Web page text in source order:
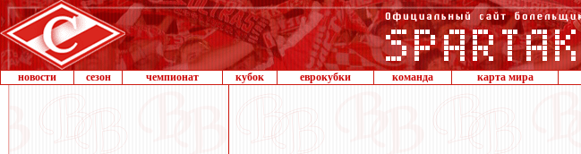
новости сезон чемпионат кубок еврокубки команда карта мира